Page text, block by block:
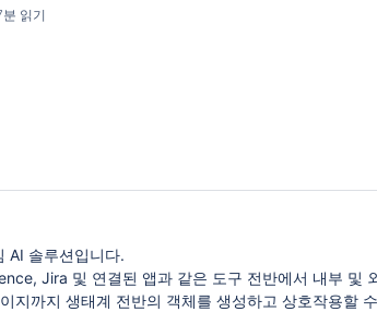
분 읽기
AI 솔루션입니다.
Jira 및 연결된 앱과 같은 도구 전반에서 내부 및
지까지 생태계 전반의 객체를 생성하고 상호작용할